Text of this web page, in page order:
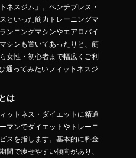
ネスジム」。ベンチプレス・
といった筋力トレーニングマ
ンニングマシンやエアロバイ
シンも置いてあったりと、筋
女性・初心者まで幅広くご利
通ってみたいフィットネスジ
は
ットネス・ダイエットに精通
マンでダイエットやトレーニ
スを指します。基本的に料金
間で痩せやすい傾向があり、